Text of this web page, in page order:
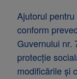
Ajutorul
conform
Guvernului nr.
protecție
modificările și